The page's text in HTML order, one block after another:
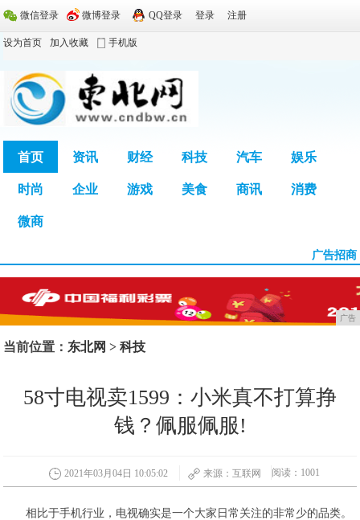
微信登录 微博登录 QQ登录 登录 注册
设为首页 加入收藏 手机版
首页 资讯 财经 科技 汽车 娱乐
时尚 企业 游戏 美食 商讯 消费
微商
广告招商
广告
当前位置： 东北网 >科技
58寸电视卖1599：小米真不打算挣
钱？佩服佩服!
2021年03月04日 10:05:02 来源：互联网 阅读：1001
相比于手机行业，电视确实是一个大家日常关注的非常少的品类。